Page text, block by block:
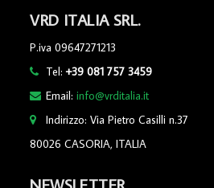
VRD ITALIA SRL.
P.iva 09647271213
Tel:+39 081 757 3459
Email:info@vrditalia.it
Indirizzo: Via Pietro Casilli n.37
80026 CASORIA, ITALIA
NEWSLETTER